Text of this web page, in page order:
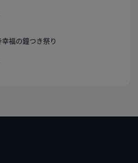
福の鐘つき祭り